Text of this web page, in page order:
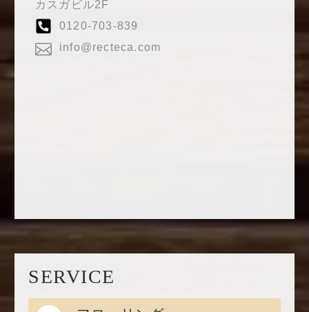
カスガビル2F
0120-703-839
info@recteca.com
SERVICE